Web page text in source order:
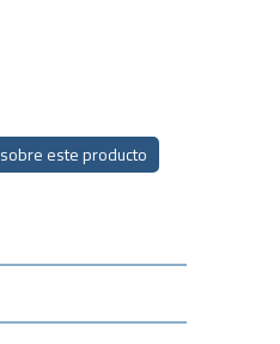
este producto